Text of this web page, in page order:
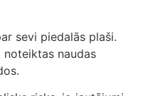
sevi piedalās plaši.
naudas